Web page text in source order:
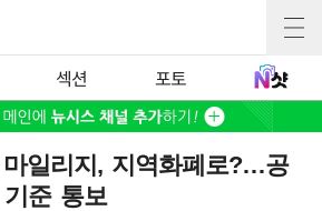
섹션 포토
일리지, 지역화폐로?…공
준 통보